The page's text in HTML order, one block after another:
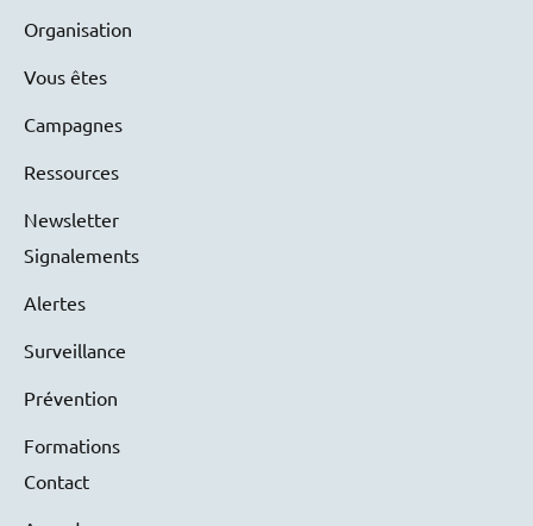
Organisation
Vous êtes
Campagnes
Ressources
Newsletter
Signalements
Alertes
Surveillance
Prévention
Formations
Contact